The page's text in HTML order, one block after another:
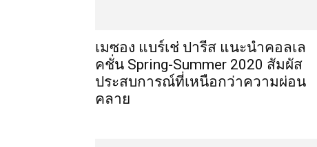
เมซอง แบร์เช่ ปารีส แนะนำคอลเล
คชั่น Spring-Summer 2020 สัมผัส
ประสบการณ์ที่เหนือกว่าความผ่อน
คลาย